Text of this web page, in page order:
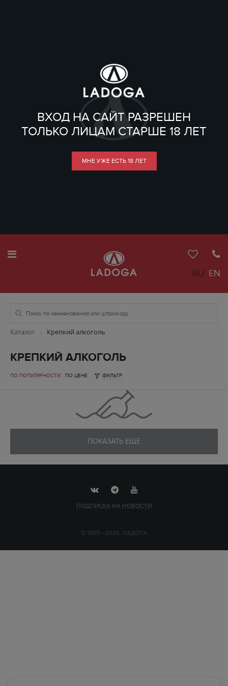
ВХОД НА САЙТ РАЗРЕШЕН
ТОЛЬКО ЛИЦАМ СТАРШЕ 18 ЛЕТ
МНЕ УЖЕ ЕСТЬ 18 ЛЕТ
RU EN
Каталог Крепкий алкоголь
КРЕПКИЙ АЛКОГОЛЬ
ПО ПОПУЛЯРНОСТИ ПО ЦЕНЕ ФИЛЬТР
ПОКАЗАТЬ ЕЩЕ
ПОДПИСКА НА НОВОСТИ
© 1995—2026, ЛАДОГА